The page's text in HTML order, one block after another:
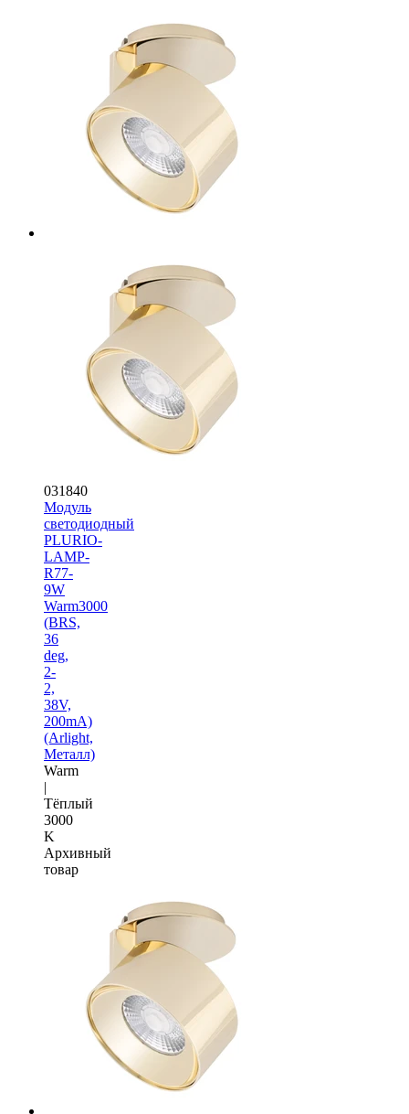
031840
Модуль
светодиодный
PLURIO-
LAMP-
R77-
9W
Warm3000
(BRS,
36
deg,
2-
2,
38V,
200mA)
(Arlight,
Металл)
Warm
|
Тёплый
3000
K
Архивный
товар